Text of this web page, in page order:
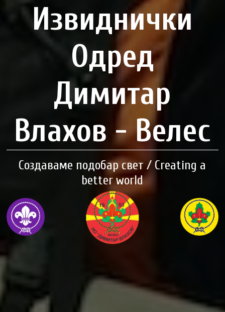
Извиднички
Одред
Димитар
Влахов - Велес
Создаваме подобар свет / Creating a
better world